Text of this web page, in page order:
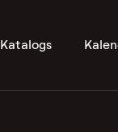
Katalogs